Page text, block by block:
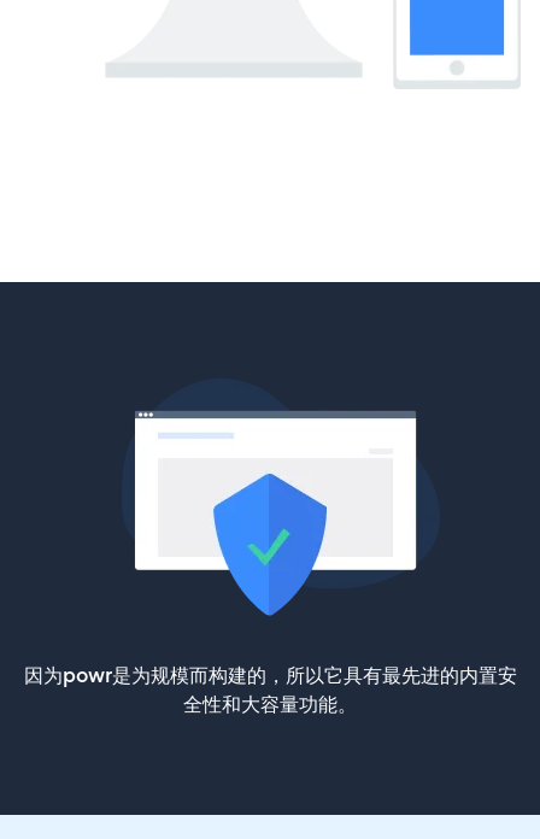
因为powr是为规模而构建的，所以它具有最先进的内置安
全性和大容量功能。